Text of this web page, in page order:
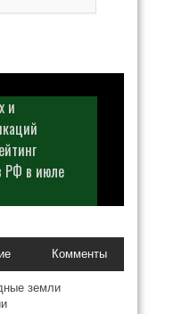
и
РФ в июле
Комменты
земли